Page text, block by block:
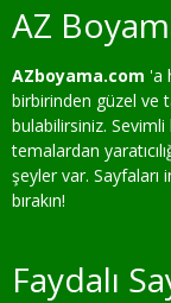
AZ
AZboyama.com 'a
birbirinden güzel ve
bulabilirsiniz.
temalardan
şeyler var. Sayfaları
bırakın!
Faydalı